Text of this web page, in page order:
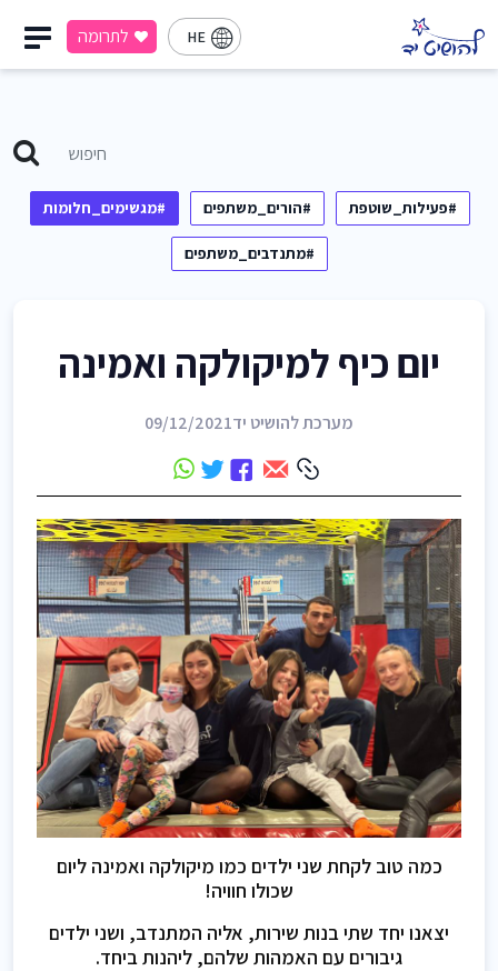
HE לתרומה
#פעילות_שוטפת #הורים_משתפים #מגשימים_חלומות
#מתנדבים_משתפים
יום כיף למיקולקה ואמינה
מערכת להושיט יד09/12/2021
כמה טוב לקחת שני ילדים כמו מיקולקה ואמינה ליום
שכולו חוויה!
יצאנו יחד שתי בנות שירות, אליה המתנדב, ושני ילדים
גיבורים עם האמהות שלהם, ליהנות ביחד.